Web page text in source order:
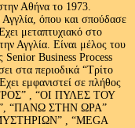
Αθήνα το 1973.
όπου και σπούδασε
μεταπτυχιακό στο
Αγγλία. Είναι μέλος του
Business Process
στα περιοδικά “Τρίτο
εμφανιστεί σε πλήθος
, “ΟΙ ΠΥΛΕΣ ΤΟΥ
“ΠΑΝΩ ΣΤΗΝ ΩΡΑ”
, “MEGA